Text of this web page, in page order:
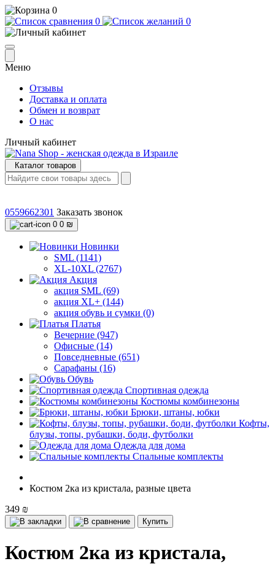
0
0
0
Меню
Отзывы
Доставка и оплата
Обмен и возврат
О нас
Личный кабинет
Каталог товаров
0559662301 Заказать звонок
0 0 ₪
Новинки
SML (1141)
XL-10XL (2767)
Акция
акция SML (69)
акция XL+ (144)
акция обувь и сумки (0)
Платья
Вечерние (947)
Офисные (14)
Повседневные (651)
Сарафаны (16)
Обувь
Спортивная одежда
Костюмы комбинезоны
Брюки, штаны, юбки
Кофты,
блузы, топы, рубашки, боди, футболки
Одежда для дома
Спальные комплекты
Костюм 2ка из кристала, разные цвета
349 ₪
Купить
Костюм 2ка из кристала,